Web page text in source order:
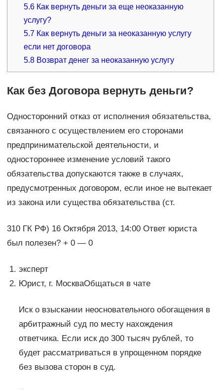
5.6 Как вернуть деньги за еще неоказанную
услугу?
5.7 Как вернуть деньги за неоказанную услугу
если нет договора
5.8 Возврат денег за неоказанную услугу
Как без Договора вернуть деньги?
Односторонний отказ от исполнения обязательства,
связанного с осуществлением его сторонами
предпринимательской деятельности, и
одностороннее изменение условий такого
обязательства допускаются также в случаях,
предусмотренных договором, если иное не вытекает
из закона или существа обязательства (ст.
310 ГК РФ) 16 Октября 2013, 14:00 Ответ юриста
был полезен? + 0 — 0
эксперт
Юрист, г. МоскваОбщаться в чате
Иск о взыскании неосновательного обогащения в
арбитражный суд по месту нахождения
ответчика. Если иск до 300 тысяч рублей, то
будет рассматриваться в упрощенном порядке
без вызова сторон в суд.